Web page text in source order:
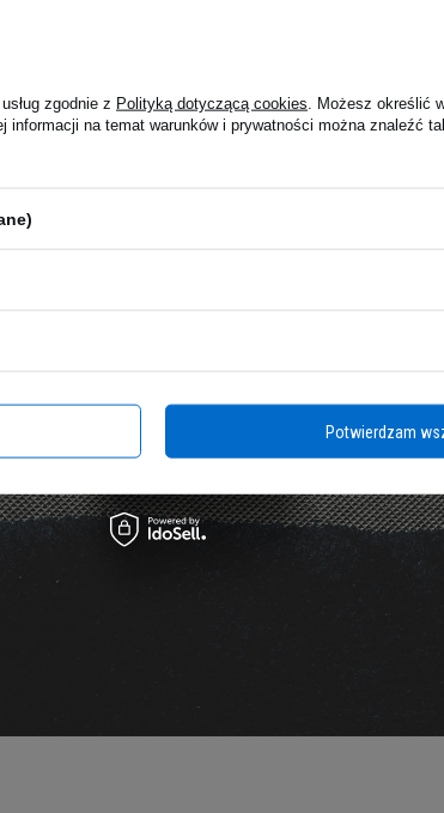
zgodnie z Polityką dotyczącą cookies . Możesz określić
informacji na temat warunków i prywatności można znaleźć
Potwierdzam